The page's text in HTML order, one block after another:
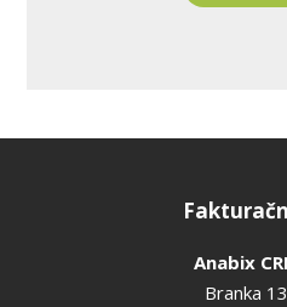
Anabix
Branka